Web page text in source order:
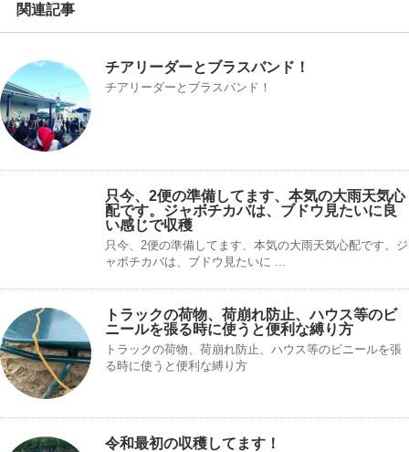
関連記事
チアリーダーとブラスバンド！
チアリーダーとブラスバンド！
只今、2便の準備してます、本気の大雨天気心
配です。ジャボチカバは、ブドウ見たいに良
い感じで収穫
只今、2便の準備してます、本気の大雨天気心配です。ジ
ャボチカバは、ブドウ見たいに ...
トラックの荷物、荷崩れ防止、ハウス等のビ
ニールを張る時に使うと便利な縛り方
トラックの荷物、荷崩れ防止、ハウス等のビニールを張
る時に使うと便利な縛り方
令和最初の収穫してます！